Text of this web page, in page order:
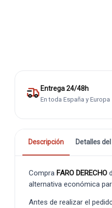
Entrega 24/48h
En toda España y Europa
Descripción Detalles
Compra FARO DERECHO
alternativa económica
Antes de realizar el